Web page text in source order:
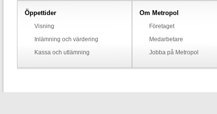
Öppettider
Visning
Inlämning och värdering
Kassa och utlämning
Om Metropol
Företaget
Medarbetare
Jobba på Metropol